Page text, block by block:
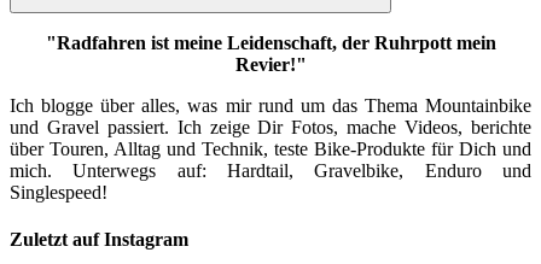
Suchen
"Radfahren ist meine Leidenschaft, der Ruhrpott mein
Revier!"
Ich blogge über alles, was mir rund um das Thema Mountainbike
und Gravel passiert. Ich zeige Dir Fotos, mache Videos, berichte
über Touren, Alltag und Technik, teste Bike-Produkte für Dich und
mich. Unterwegs auf: Hardtail, Gravelbike, Enduro und
Singlespeed!
Zuletzt auf Instagram